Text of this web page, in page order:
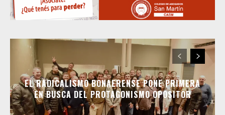
EL RADICALISMO BONAERENSE PONE PRIMERA
EN BUSCA DEL PROTAGONISMO OPOSITOR